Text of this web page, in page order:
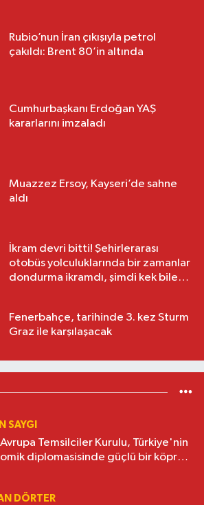
Rubio’nun İran çıkışıyla petrol
çakıldı: Brent 80’in altında
Cumhurbaşkanı Erdoğan YAŞ
kararlarını imzaladı
Muazzez Ersoy, Kayseri’de sahne
aldı
İkram devri bitti! Şehirlerarası
otobüs yolculuklarında bir zamanlar
dondurma ikramdı, şimdi kek bile
Fenerbahçe, tarihinde 3. kez Sturm
Graz ile karşılaşacak
SAYGI
Avrupa Temsilciler Kurulu, Türkiye'nin
diplomasisinde güçlü bir köprü
DÖRTER